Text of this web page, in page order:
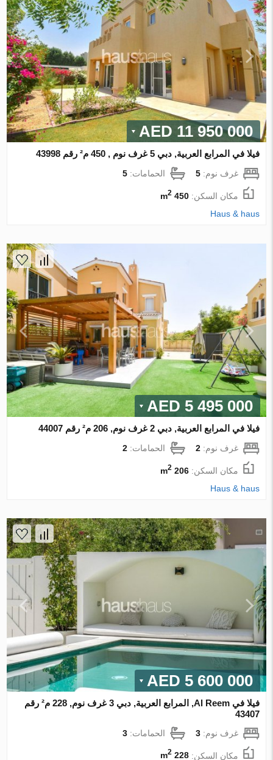
11 950 000 AED
فيلا في المرابع العربية, دبي 5 غرف نوم , 450 م² رقم 43998
غرف نوم:5 الحمامات:5
مكان السكن:450 m
2
Haus & haus
5 495 000 AED
فيلا في المرابع العربية, دبي 2 غرف نوم, 206 م² رقم 44007
غرف نوم:2 الحمامات:2
مكان السكن:206 m
2
Haus & haus
5 600 000 AED
فيلا في Al Reem, المرابع العربية, دبي 3 غرف نوم, 228 م² رقم
43407
غرف نوم:3 الحمامات:3
مكان السكن:228 m
2